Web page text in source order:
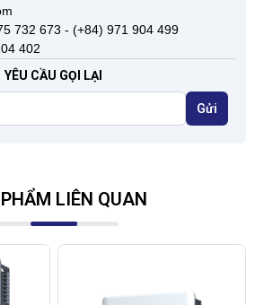
732 673 - (+84) 971 904 499
402
YÊU CẦU GỌI LẠI
Gửi
LIÊN QUAN